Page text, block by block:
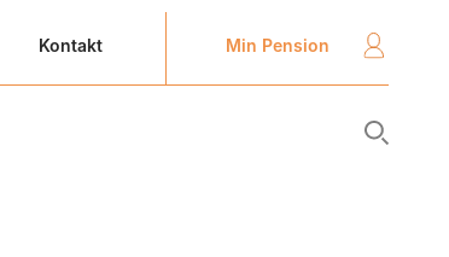
Min Pension
Kontakt